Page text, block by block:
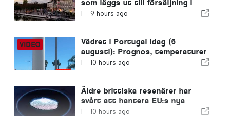
som läggs ut till försäljning i
Portugal säljs på mindre än en
I - 9 hours ago
Vädret i Portugal idag (6
augusti): Prognos, temperaturer
och vad man kan förvänta sig
I - 10 hours ago
Äldre brittiska resenärer har
svårt att hantera EU:s nya
fingeravtryckskontroller
I - 10 hours ago